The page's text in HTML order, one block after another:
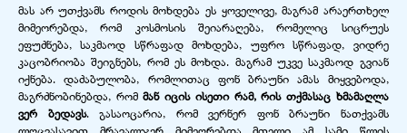
მას არ უთქვამს როდის მოხდება ეს ყოველივე, მაგრამ არაერთხელ
მიმეორებდა, რომ კოსმოსის შეიარაღება, რომელიც სიცრუეს
ეფუძნება, საკმაოდ სწრაფად მოხდება, უფრო სწრაფად, ვიდრე
კაცობრიობა შეიგნებს, რომ ეს მოხდა. მაგრამ უკვე საკმაოდ გვიან
იქნება. დაძაბულობა, რომლითაც ფონ ბრაუნი ამას მიყვებოდა,
მაგრძნობინებდა, რომ მან იცის ისეთი რამ, რის თქმასაც ხმამაღლა
ვერ ბედავს. გასაოცარია, რომ ვერნერ ფონ ბრაუნი ნათქვამს